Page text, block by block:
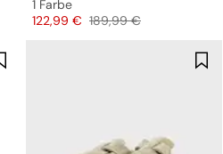
1 Farbe
Preis
122,99 € Originalpreis
189,99 €